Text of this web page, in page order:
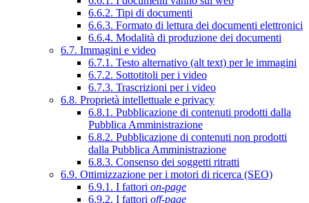
6.6.2. Tipi di documenti
6.6.3. Formato di lettura dei documenti elettronici
6.6.4. Modalità di produzione dei documenti
6.7. Immagini e video
6.7.1. Testo alternativo (alt text) per le immagini
6.7.2. Sottotitoli per i video
6.7.3. Trascrizioni per i video
6.8. Proprietà intellettuale e privacy
6.8.1. Pubblicazione di contenuti prodotti dalla
Pubblica Amministrazione
6.8.2. Pubblicazione di contenuti non prodotti
dalla Pubblica Amministrazione
6.8.3. Consenso dei soggetti ritratti
6.9. Ottimizzazione per i motori di ricerca (SEO)
6.9.1. I fattori on-page
6.9.2. I fattori off-page